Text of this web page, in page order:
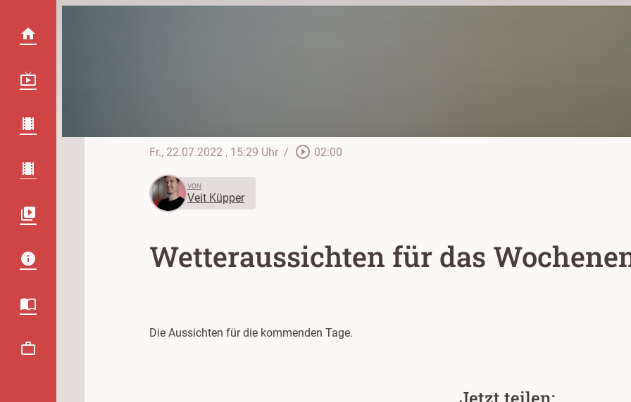
Fr., 22.07.2022 , 15:29 Uhr / play_circle_outline 02:00
VON
Veit Küpper
Wetteraussichten für das
Die Aussichten für die kommenden Tage.